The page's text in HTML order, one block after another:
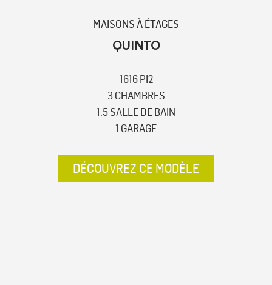
MAISONS À ÉTAGES
QUINTO
1616 PI2
3 CHAMBRES
1.5 SALLE DE BAIN
1 GARAGE
DÉCOUVREZ CE MODÈLE